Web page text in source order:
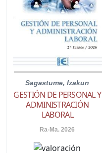
Sagastume, Izakun
GESTIÓN DE PERSONAL Y
ADMINISTRACIÓN
LABORAL
Ra-Ma. 2026